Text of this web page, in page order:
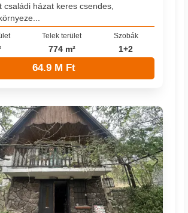
családi házat keres csendes,
Telek terület
774 m²
Szobák
1+2
64.9 M Ft